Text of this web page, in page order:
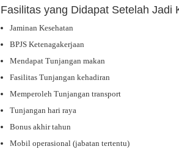
Fasilitas yang Didapat Setelah Jadi
Jaminan Kesehatan
BPJS Ketenagakerjaan
Mendapat Tunjangan makan
Fasilitas Tunjangan kehadiran
Memperoleh Tunjangan transport
Tunjangan hari raya
Bonus akhir tahun
Mobil operasional (jabatan tertentu)